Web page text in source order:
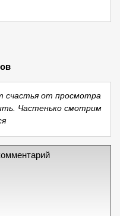
счастья от просмотра
Частенько смотрим